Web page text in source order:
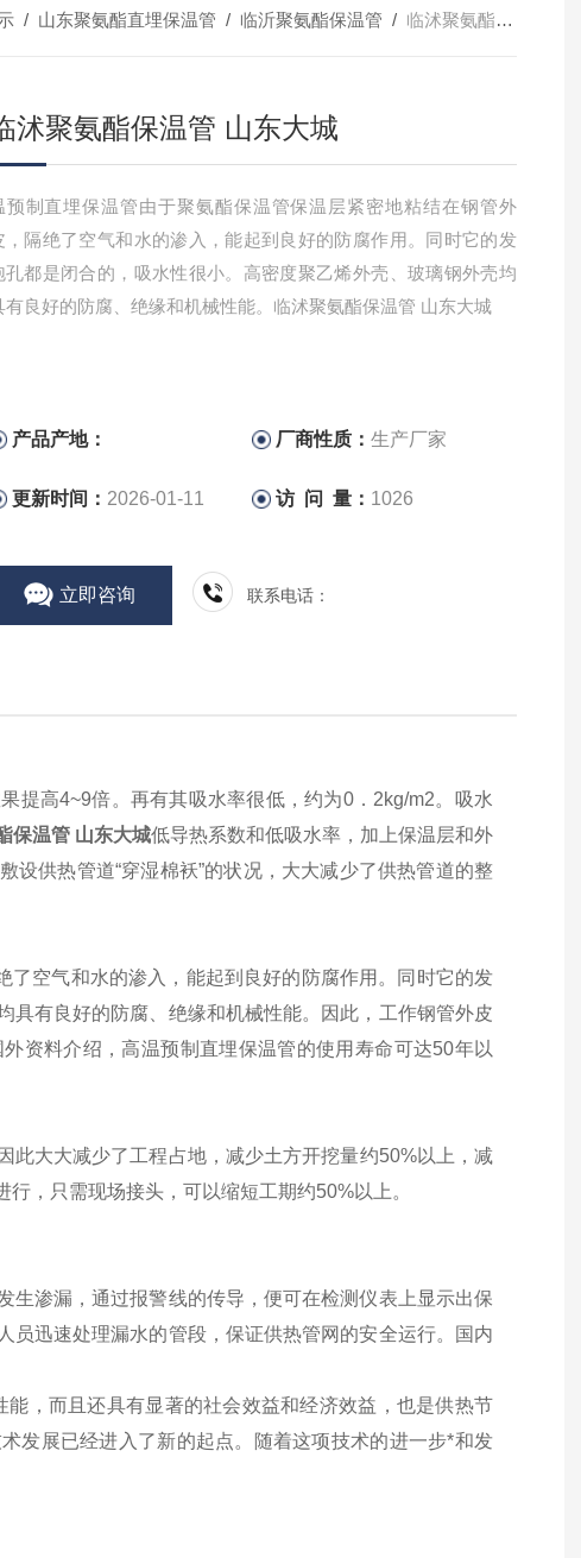
/ 山东聚氨酯直埋保温管 / 临沂聚氨酯保温管 / 临沭聚氨酯保温管 山东大城
沭聚氨酯保温管 山东大城
预制直埋保温管由于聚氨酯保温管保温层紧密地粘结在钢管外
，隔绝了空气和水的渗入，能起到良好的防腐作用。同时它的发
孔都是闭合的，吸水性很小。高密度聚乙烯外壳、玻璃钢外壳均
有良好的防腐、绝缘和机械性能。临沭聚氨酯保温管 山东大城
产品产地： 厂商性质：生产厂家
更新时间： 2026-01-11 访 问 量： 1026
立即咨询 联系电话：
提高4~9倍。再有其吸水率很低，约为0．2kg/m2。吸水
保温管 山东大城低导热系数和低吸水率，加上保温层和外
供热管道“穿湿棉袄”的状况，大大减少了供热管道的整
空气和水的渗入，能起到良好的防腐作用。同时它的发
有良好的防腐、绝缘和机械性能。因此，工作钢管外皮
资料介绍，高温预制直埋保温管的使用寿命可达50年以
此大大减少了工程占地，减少土方开挖量约50%以上，减
，只需现场接头，可以缩短工期约50%以上。
生渗漏，通过报警线的传导，便可在检测仪表上显示出保
迅速处理漏水的管段，保证供热管网的安全运行。国内
，而且还具有显著的社会效益和经济效益，也是供热节
发展已经进入了新的起点。随着这项技术的进一步*和发